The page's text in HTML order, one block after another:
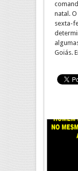
natal.
sexta-
Goiás.